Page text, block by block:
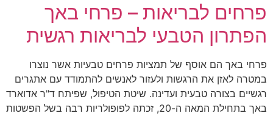
פרחים לבריאות – פרחי באך
הפתרון הטבעי לבריאות רגשית
פרחי באך הם אוסף של תמציות פרחים טבעיות אשר נוצרו
במטרה לאזן את הרגשות ולעזור לאנשים להתמודד עם אתגרים
רגשיים בצורה טבעית ועדינה. שיטת הטיפול, שפיתח ד"ר אדוארד
באך בתחילת המאה ה-20, זכתה לפופולריות רבה בשל הפשטות